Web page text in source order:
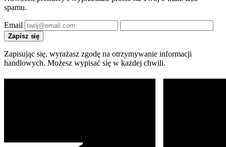
spamu.
Email
Zapisz się
Zapisując się, wyrażasz zgodę na otrzymywanie informacji
handlowych. Możesz wypisać się w każdej chwili.